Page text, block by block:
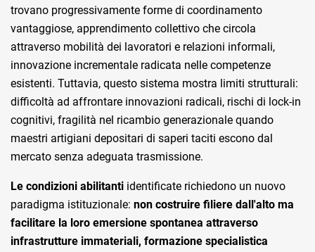
trovano progressivamente forme di coordinamento
vantaggiose, apprendimento collettivo che circola
attraverso mobilità dei lavoratori e relazioni informali,
innovazione incrementale radicata nelle competenze
esistenti. Tuttavia, questo sistema mostra limiti strutturali:
difficoltà ad affrontare innovazioni radicali, rischi di lock-in
cognitivi, fragilità nel ricambio generazionale quando
maestri artigiani depositari di saperi taciti escono dal
mercato senza adeguata trasmissione.
Le condizioni abilitanti identificate richiedono un nuovo
paradigma istituzionale: non costruire filiere dall'alto ma
facilitare la loro emersione spontanea attraverso
infrastrutture immateriali, formazione specialistica